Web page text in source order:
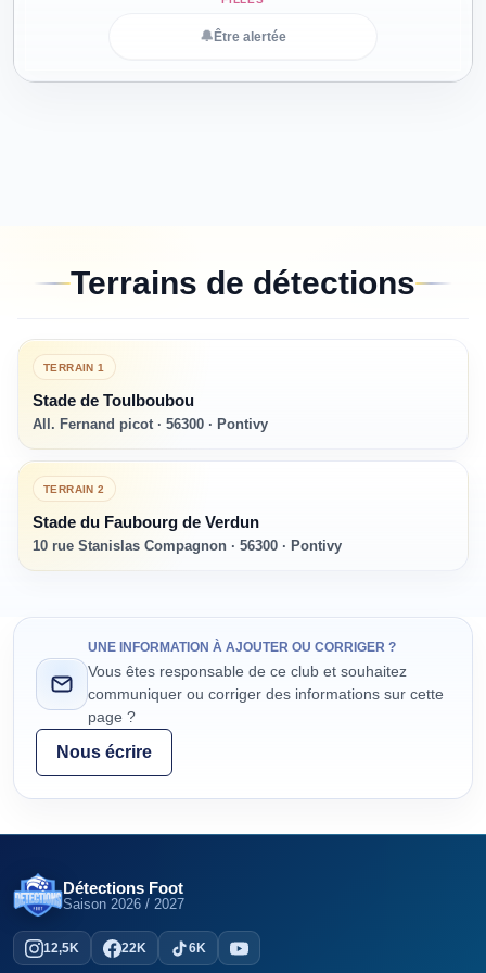
Terrains de détections
TERRAIN1
Stade de Toulboubou
All. Fernand picot · 56300 · Pontivy
TERRAIN2
Stade du Faubourg de Verdun
10 rue Stanislas Compagnon · 56300 · Pontivy
🔔 Être alertée
UNE INFORMATION À AJOUTER OU CORRIGER ?
Vous êtes responsable de ce club et souhaitez
communiquer ou corriger des informations sur cette
page ?
Nous écrire
Détections Foot
Saison 2026 / 2027
12,5K 22K 6K